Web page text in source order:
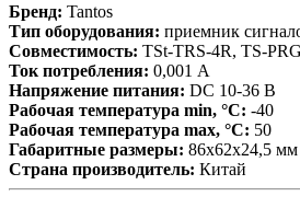
Бренд: Tantos
Тип оборудования: приемник
Совместимость: TSt-TRS-4R, TS-PRG
Ток потребления: 0,001 А
Напряжение питания: DC 10-36 В
Рабочая температура min, °С: -40
Рабочая температура max, °С: 50
Габаритные размеры: 86х62х24,5 мм
Страна производитель: Китай